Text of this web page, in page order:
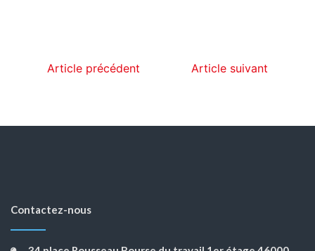
Article précédent Article suivant
Contactez-nous